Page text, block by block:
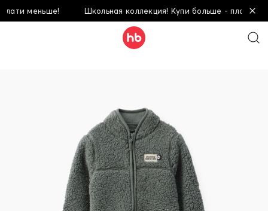
меньше! Школьная коллекция! Купи больше - плати